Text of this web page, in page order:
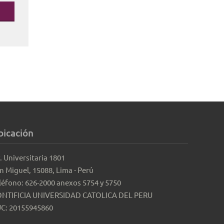
Universitaria 1801
Miguel, 15088, Lima - Perú
626-2000 anexos 5754 y 5750
UNIVERSIDAD CATOLICA DEL PERU
20155945860